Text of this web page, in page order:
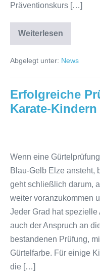
der
Krankenkassen
Präventionskurs […]
Weiterlesen
Yoga
für
&
–
und
mit
Abgelegt unter: News
Erfolgreiche
Karate-
bei
den
Karate-
Kindern
von
Blau-
Gelb
Elze
Wenn eine
Blau-Gelb Elze ansteht,
geht schließlich darum,
weiter voranzukommen
Jeder Grad hat
auch der Anspruch an
bestandenen Prüfung,
Gürtelfarbe. Für einige
die […]